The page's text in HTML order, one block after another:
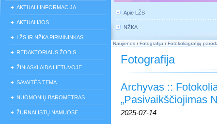
AKTUALI INFORMACIJA
AKTUALIJOS
LŽS IR NŽKA PIRMININKAS
REDAKTORIAUS ŽODIS
ŽINIASKLAIDA LIETUVOJE
SAVAITĖS TEMA
NUOMONIŲ BAROMETRAS
ŽURNALISTŲ NAMUOSE
Apie LŽS
NŽKA
Naujienos › Fotografija › Fotokoliagrafijų
Fotografija
Archyvas ::
„Pasivaikščiojimas
2025-07-14